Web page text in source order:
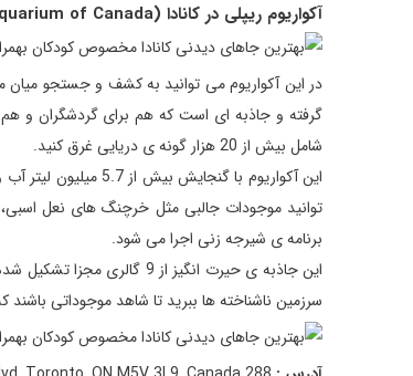
آکواریوم ریپلی در کانادا (Ripley’s Aquarium of Canada)
گرفته و جاذبه ای است که هم برای گردشگران و هم
شامل بیش از 20 هزار گونه ی دریایی غرق کنید.
برنامه ی شیرجه زنی اجرا می شود.
این جاذبه ی حیرت انگیز
سرزمین ناشناخته ها ببرید تا شاهد موجوداتی باشند